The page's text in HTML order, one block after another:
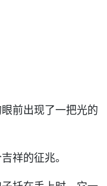
前出现了一把光的
祥的征兆。